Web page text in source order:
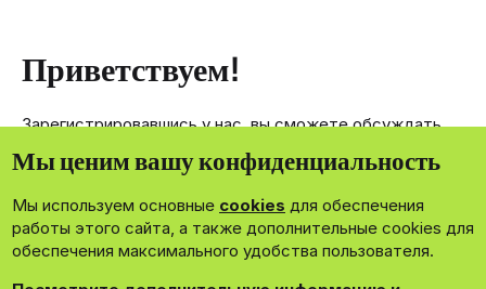
Приветствуем!
Зарегистрировавшись у нас, вы сможете обсуждать,
членам нашего сообщества.
Зарегистрироваться сейчас!
Мы ценим вашу конфиденциальность
Мы используем основные cookies для обеспечения
работы этого сайта, а также дополнительные cookies для
обеспечения максимального удобства пользователя.